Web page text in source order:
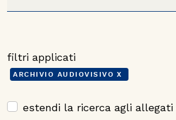
filtri applicati
ARCHIVIO AUDIOVISIVO
estendi la ricerca agli